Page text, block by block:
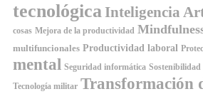
tecnológica Inteligencia
cosas Mejora de la productividad
multifuncionales Productividad laboral
mental Seguridad informática Sostenibilidad
Tecnología militar Transformación